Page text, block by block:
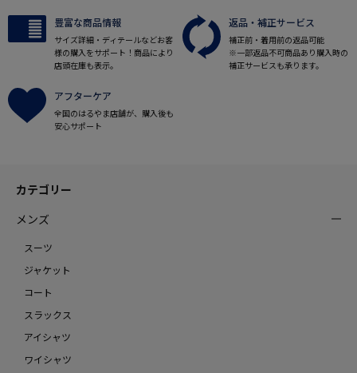
豊富な商品情報
サイズ詳細・ディテールなどお客
様の購入をサポート！商品により
店頭在庫も表示。
返品・補正サービス
補正前・着用前の返品可能
※一部返品不可商品あり購入時の
補正サービスも承ります。
アフターケア
全国のはるやま店舗が、購入後も
安心サポート
カテゴリー
メンズ
スーツ
ジャケット
コート
スラックス
アイシャツ
ワイシャツ